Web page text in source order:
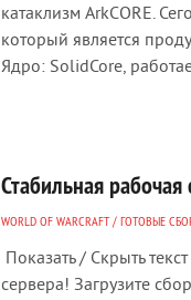
катаклизм ArkCORE.
который является
Ядро: SolidCore,
Стабильная рабочая
WORLD OF WARCRAFT/ ГОТОВЫЕ
Показать / Скрыть
сервера! Загрузите